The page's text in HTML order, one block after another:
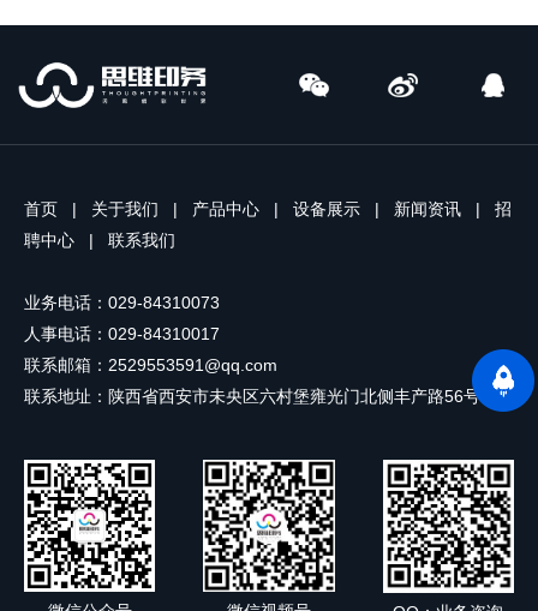
首页 | 关于我们 | 产品中心 | 设备展示 | 新闻资讯 | 招
聘中心 | 联系我们
业务电话：029-84310073
人事电话：029-84310017
联系邮箱：2529553591@qq.com
联系地址：陕西省西安市未央区六村堡雍光门北侧丰产路56号